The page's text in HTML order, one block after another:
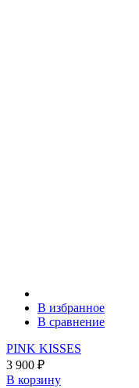
В избранное
В сравнение
PINK KISSES
3 900 ₽
В корзину